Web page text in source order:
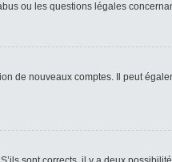
ou les questions légales
de nouveaux comptes. Il peut